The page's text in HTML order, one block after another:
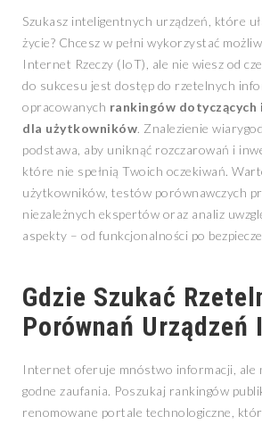
Szukasz inteligentnych urządzeń, które
życie? Chcesz w pełni wykorzystać
Internet Rzeczy (IoT), ale nie wiesz od
do sukcesu jest dostęp do rzetelnych
opracowanych rankingów
dla użytkowników. Znalezienie
podstawa, aby uniknąć rozczarowań i
które nie spełnią Twoich oczekiwań.
użytkowników, testów porównawczych
niezależnych ekspertów oraz analiz
aspekty – od funkcjonalności po
Gdzie Szukać
Porównań Urządzeń
Internet oferuje mnóstwo informacji, ale
godne zaufania. Poszukaj rankingów
renomowane portale technologiczne,